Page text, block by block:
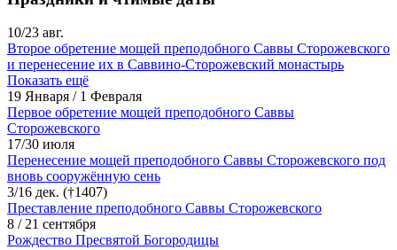
10/23 авг.
Второе обретение мощей преподобного Саввы Сторожевского
и перенесение их в Саввино-Сторожевский монастырь
Показать ещё
19 Января / 1 Февраля
Первое обретение мощей преподобного Саввы
Сторожевского
17/30 июля
Перенесение мощей преподобного Саввы Сторожевского под
вновь сооружённую сень
3/16 дек. (†1407)
Преставление преподобного Саввы Сторожевского
8 / 21 сентября
Рождество Пресвятой Богородицы